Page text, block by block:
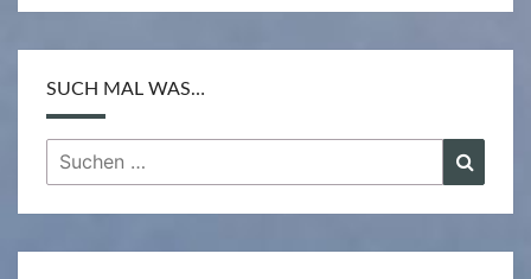
SUCH MAL WAS…
Suchen
nach: